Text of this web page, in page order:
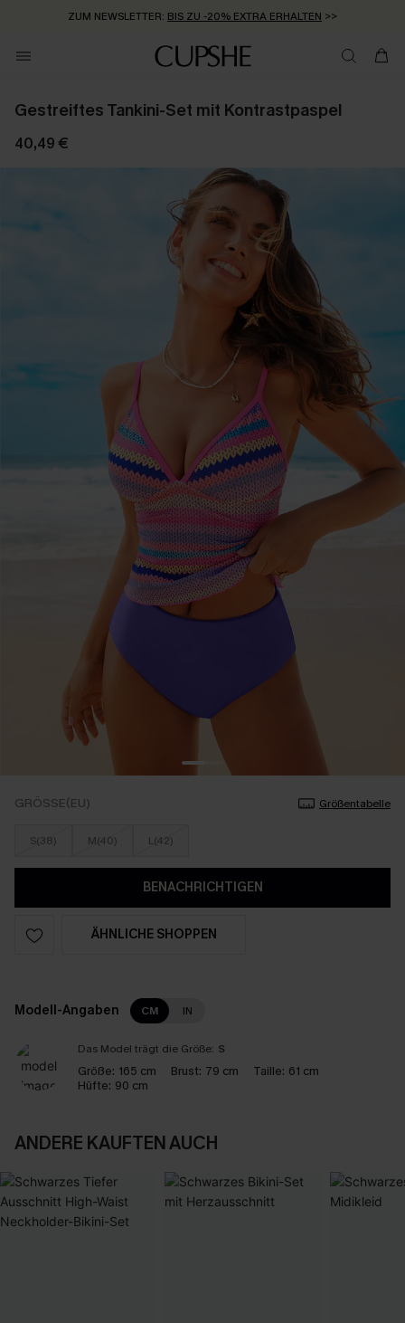
ZUM NEWSLETTER: BIS ZU -20% EXTRA ERHALTEN >>
KOSTENLOSER VERSAND AB 89 €
Gestreiftes Tankini-Set mit Kontrastpaspel
40,49 €
GRÖSSE(EU) Größentabelle
S(38) M(40) L(42)
BENACHRICHTIGEN
ÄHNLICHE SHOPPEN
Modell-Angaben CM IN
Das Model trägt die Größe: S
Größe: 165 cm Brust: 79 cm Taille: 61 cm
Hüfte: 90 cm
ANDERE KAUFTEN AUCH